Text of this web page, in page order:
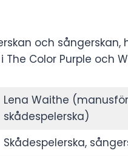
och
Color Purple och
Lena Waithe
skådespelerska)
Skådespelerska,